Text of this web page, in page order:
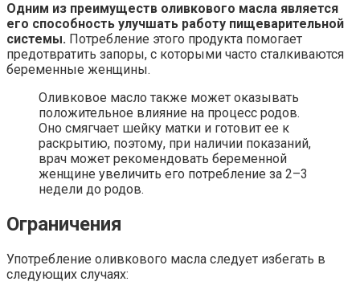
Одним из преимуществ оливкового масла является
его способность улучшать работу пищеварительной
системы. Потребление этого продукта помогает
предотвратить запоры, с которыми часто сталкиваются
беременные женщины.
Оливковое масло также может оказывать
положительное влияние на процесс родов.
Оно смягчает шейку матки и готовит ее к
раскрытию, поэтому, при наличии показаний,
врач может рекомендовать беременной
женщине увеличить его потребление за 2–3
недели до родов.
Ограничения
Употребление оливкового масла следует избегать в
следующих случаях: